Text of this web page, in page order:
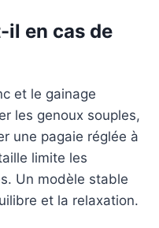
il en cas de
et le gainage
les genoux souples,
une pagaie réglée à
limite les
Un modèle stable
et la relaxation.